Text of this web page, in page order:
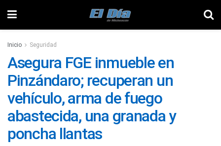
Inicio Seguridad
Asegura FGE inmueble en
Pinzándaro; recuperan un
vehículo, arma de fuego
abastecida, una granada y
poncha llantas